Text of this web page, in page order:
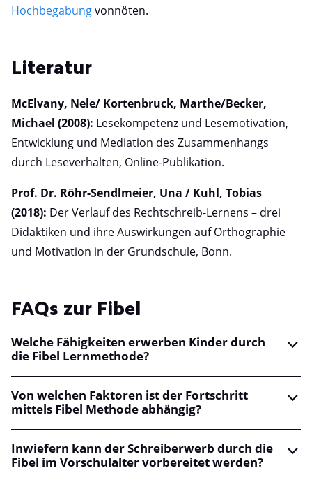
Hochbegabungvonnöten.
Literatur
McElvany, Nele/ Kortenbruck, Marthe/Becker,
Michael (2008): Lesekompetenz und Lesemotivation,
Entwicklung und Mediation des Zusammenhangs
durch Leseverhalten, Online-Publikation.
Prof. Dr. Röhr-Sendlmeier, Una / Kuhl, Tobias
(2018): Der Verlauf des Rechtschreib-Lernens – drei
Didaktiken und ihre Auswirkungen auf Orthographie
und Motivation in der Grundschule, Bonn.
FAQs zur Fibel
Welche Fähigkeiten erwerben Kinder durch
die Fibel Lernmethode?
Von welchen Faktoren ist der Fortschritt
mittels Fibel Methode abhängig?
Inwiefern kann der Schreiberwerb durch die
Fibel im Vorschulalter vorbereitet werden?